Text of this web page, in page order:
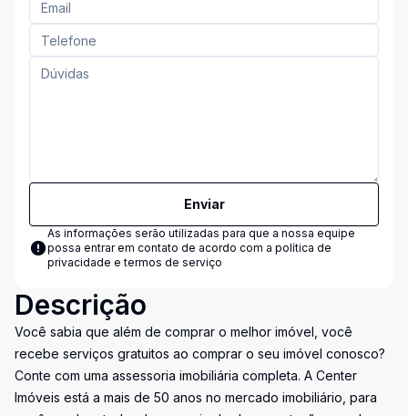
Enviar
As informações serão utilizadas para que a nossa equipe
possa entrar em contato de acordo com a política de
privacidade e termos de serviço
Descrição
Você sabia que além de comprar o melhor imóvel, você
recebe serviços gratuitos ao comprar o seu imóvel conosco?
Conte com uma assessoria imobiliária completa. A Center
Imóveis está a mais de 50 anos no mercado imobiliário, para